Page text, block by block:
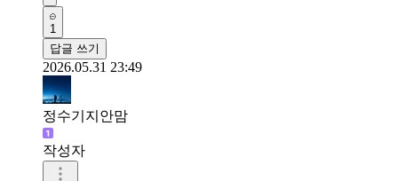
1
답글 쓰기
2026.05.31 23:49
정수기지안맘
작성자